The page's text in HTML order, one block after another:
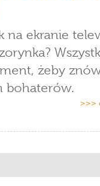
na ekranie
żeby
bohaterów.
>>>